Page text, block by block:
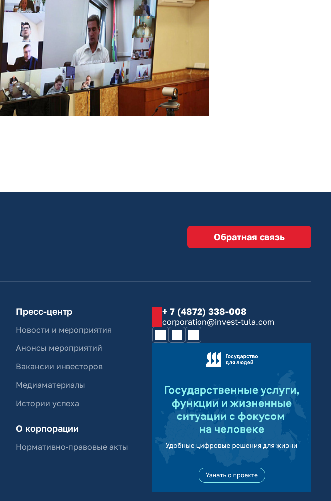
Обратная связь
Пресс-центр
Новости и мероприятия
Анонсы мероприятий
Вакансии инвесторов
Медиаматериалы
Истории успеха
О корпорации
Нормативно-правовые акты
+ 7 (4872) 338-008
corporation@invest-tula.com